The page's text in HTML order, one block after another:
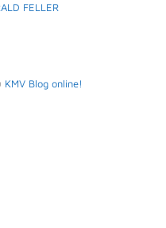
FELLER
KMV Blog online!